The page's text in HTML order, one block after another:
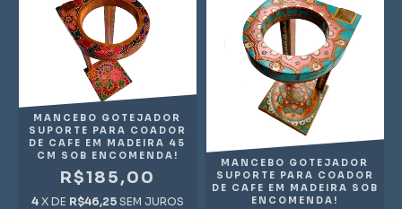
MANCEBO GOTEJADOR
SUPORTE PARA COADOR
DE CAFE EM MADEIRA 45
CM SOB ENCOMENDA!
R$185,00
4 X DE R$46,25 SEM JUROS
MANCEBO GOTEJADOR
SUPORTE PARA COADOR
DE CAFE EM MADEIRA SOB
ENCOMENDA!